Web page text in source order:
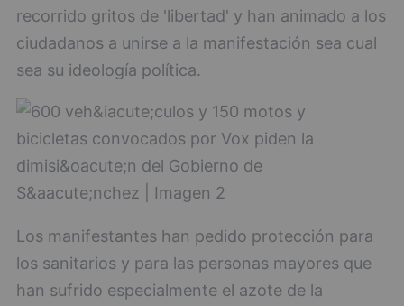
recorrido gritos de 'libertad' y han animado a los
ciudadanos a unirse a la manifestación sea cual
sea su ideología política.
Los manifestantes han pedido protección para
los sanitarios y para las personas mayores que
han sufrido especialmente el azote de la